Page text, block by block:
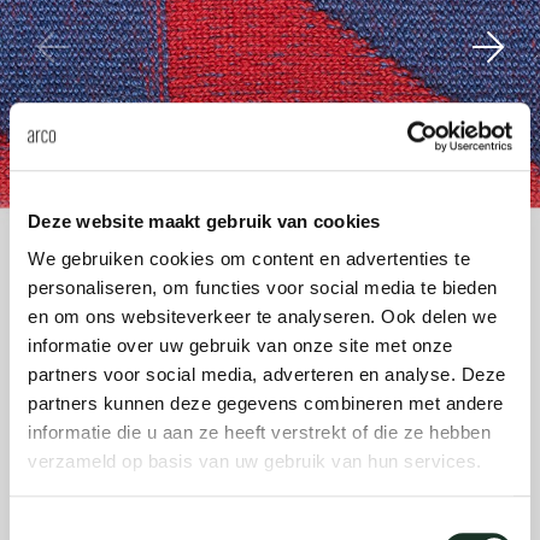
Deze website maakt gebruik van cookies
We gebruiken cookies om content en advertenties te
personaliseren, om functies voor social media te bieden
en om ons websiteverkeer te analyseren. Ook delen we
informatie over uw gebruik van onze site met onze
partners voor social media, adverteren en analyse. Deze
partners kunnen deze gegevens combineren met andere
informatie die u aan ze heeft verstrekt of die ze hebben
verzameld op basis van uw gebruik van hun services.
tafel
ovale
local
vision
Collectie
uli
raw
ivan
jonas
bij